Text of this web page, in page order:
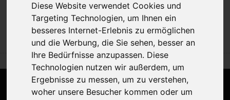
Diese Website verwendet Cookies und
Targeting Technologien, um Ihnen ein
besseres Internet-Erlebnis zu ermöglichen
und die Werbung, die Sie sehen, besser an
Ihre Bedürfnisse anzupassen. Diese
Technologien nutzen wir außerdem, um
Ergebnisse zu messen, um zu verstehen,
woher unsere Besucher kommen oder um
Zurück
Anhänger "Laub-Bäume"